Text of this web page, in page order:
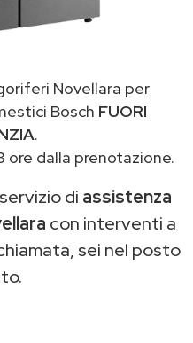
Novellara per
Bosch FUORI
.
dalla prenotazione.
di assistenza
con interventi a
sei nel posto